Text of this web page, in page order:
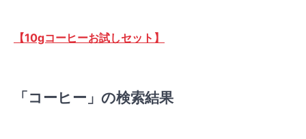
【10gコーヒーお試しセット】
「コーヒー」の検索結果